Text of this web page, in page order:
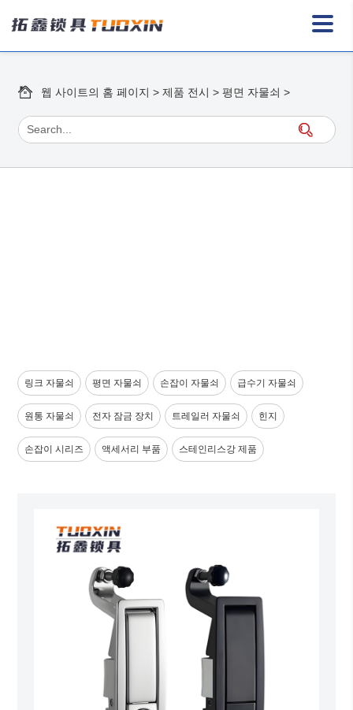
웹 사이트의 홈 페이지 >제품 전시 >평면 자물쇠 >
링크 자물쇠 평면 자물쇠 손잡이 자물쇠 급수기 자물쇠
원통 자물쇠 전자 잠금 장치 트레일러 자물쇠 힌지
손잡이 시리즈 액세서리 부품 스테인리스강 제품